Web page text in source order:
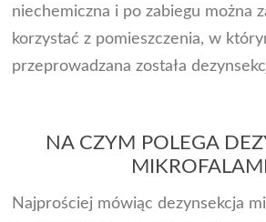
niechemiczna i po zabiegu można
korzystać z pomieszczenia, w
przeprowadzana została
NA CZYM POLEGA
Najprościej mówiąc dezynsekcja